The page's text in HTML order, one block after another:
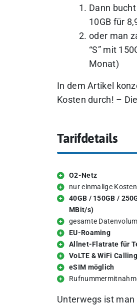
Dann
10GB für
oder man
“S” mit
Monat)
In dem Artikel
Kosten durch! –
Tarifdetails
O2-Netz
nur einmalige Kosten
40GB / 150GB /
MBit/s)
gesamte
EU-Roaming
Allnet-Flatrate für
VoLTE & WiFi Calling
eSIM möglich
Unterwegs ist man